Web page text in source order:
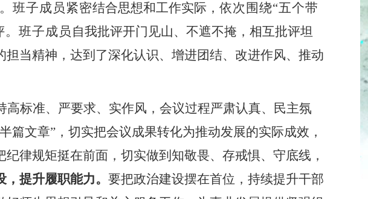
班子成员紧密结合思想和工作实际， 依次 围绕“五个带
班子成员 自我批评开门见山、不遮不掩，相互批评坦
当精神，达到了深化认识、增进团结、改进作风、推动
高标准、严要求、实作风，会议过程严肃认真、民主氛
篇文章”，切实把会议成果转化为推动发展的实际成效，
纪律规矩挺在前面， 切实做到 知敬畏、存戒惧、守底线，
提升履职能力。 要把政治建设摆在首位，持续提升干部